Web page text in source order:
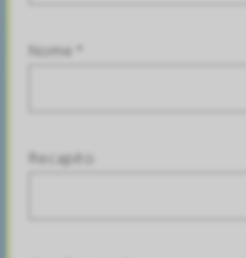
Nome *
Recapito